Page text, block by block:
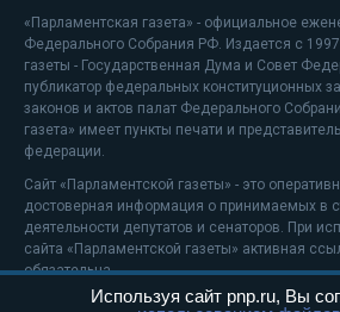
«Парламентская газета» - официальное
Федерального Собрания РФ. Издается с
газеты - Государственная Дума и Совет
публикатор федеральных конституционных
законов и актов палат Федерального
газета» имеет пункты печати и
федерации.
Сайт «Парламентской газеты» - это
достоверная информация о принимаемых в
деятельности депутатов и сенаторов. При
сайта «Парламентской газеты» активная
обязательна.
На информационном ресурсе применяются
Используя сайт pnp.ru, Вы